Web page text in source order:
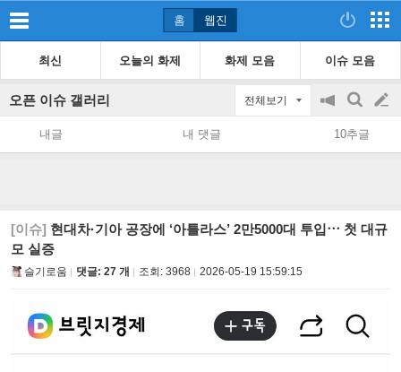
홈 웹진
최신 오늘의 화제 화제 모음 이슈 모음
오픈 이슈 갤러리 전체보기
공
지
on/off
검
색
글
쓰
내글 내 댓글 10추글
[이슈] 현대차·기아 공장에 ‘아틀라스’ 2만5000대 투입⋯ 첫 대규
모 실증
슬기로움 댓글: 27 개 조회: 3968 2026-05-19 15:59:15